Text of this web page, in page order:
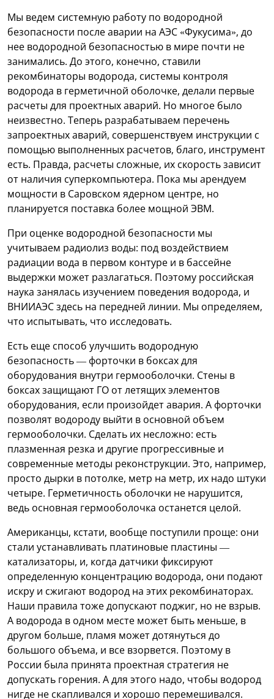
Мы ведем системную работу по водородной
безопасности после аварии на АЭС «Фукусима», до
нее водородной безопасностью в мире почти не
занимались. До этого, конечно, ставили
рекомбинаторы водорода, системы контроля
водорода в герметичной оболочке, делали первые
расчеты для проектных аварий. Но многое было
неизвестно. Теперь разрабатываем перечень
запроектных аварий, совершенствуем инструкции с
помощью выполненных расчетов, благо, инструмент
есть. Правда, расчеты сложные, их скорость зависит
от наличия суперкомпьютера. Пока мы арендуем
мощности в Саровском ядерном центре, но
планируется поставка более мощной ЭВМ.
При оценке водородной безопасности мы
учитываем радиолиз воды: под воздействием
радиации вода в первом контуре и в бассейне
выдержки может разлагаться. Поэтому российская
наука занялась изучением поведения водорода, и
ВНИИАЭС здесь на передней линии. Мы определяем,
что испытывать, что исследовать.
Есть еще способ улучшить водородную
безопасность — форточки в боксах для
оборудования внутри гермооболочки. Стены в
боксах защищают ГО от летящих элементов
оборудования, если произойдет авария. А форточки
позволят водороду выйти в основной объем
гермооболочки. Сделать их несложно: есть
плазменная резка и другие прогрессивные и
современные методы реконструкции. Это, например,
просто дырки в потолке, метр на метр, их надо штуки
четыре. Герметичность оболочки не нарушится,
ведь основная гермооболочка останется целой.
Американцы, кстати, вообще поступили проще: они
стали устанавливать платиновые пластины —
катализаторы, и, когда датчики фиксируют
определенную концентрацию водорода, они подают
искру и сжигают водород на этих рекомбинаторах.
Наши правила тоже допускают поджиг, но не взрыв.
А водорода в одном месте может быть меньше, в
другом больше, пламя может дотянуться до
большого объема, и все взорвется. Поэтому в
России была принята проектная стратегия не
допускать горения. А для этого надо, чтобы водород
нигде не скапливался и хорошо перемешивался.